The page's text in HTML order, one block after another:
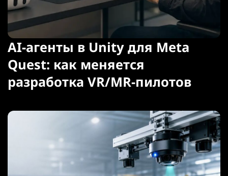
AI-агенты в Unity для Meta
Quest: как меняется
разработка VR/MR-пилотов